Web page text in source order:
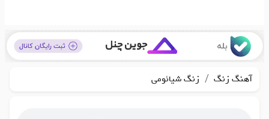
آهنگ زنگ / زنگ شیائومی